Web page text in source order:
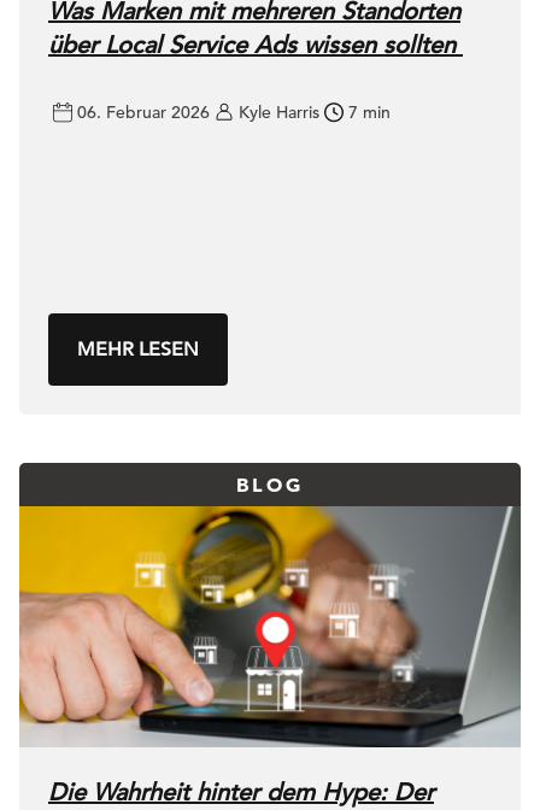
Was Marken mit mehreren Standorten
über Local Service Ads wissen sollten
06. Februar 2026 Kyle Harris 7 min
MEHR LESEN
BLOG
Die Wahrheit hinter dem Hype: Der